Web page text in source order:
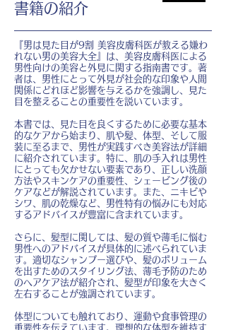
書籍の紹介
『男は見た目が9割 美容皮膚科医が教える嫌わ
れない男の美容大全』は、美容皮膚科医による
男性向けの美容と外見に関する指南書です。著
者は、男性にとって外見が社会的な印象や人間
関係にどれほど影響を与えるかを強調し、見た
目を整えることの重要性を説いています。
本書では、見た目を良くするために必要な基本
的なケアから始まり、肌や髪、体型、そして服
装に至るまで、男性が実践すべき美容法が詳細
に紹介されています。特に、肌の手入れは男性
にとっても欠かせない要素であり、正しい洗顔
方法やスキンケアの重要性、シェービング後の
ケアなどが解説されています。また、ニキビや
シワ、肌の乾燥など、男性特有の悩みにも対応
するアドバイスが豊富に含まれています。
さらに、髪型に関しては、髪の質や薄毛に悩む
男性へのアドバイスが具体的に述べられていま
す。適切なシャンプー選びや、髪のボリューム
を出すためのスタイリング法、薄毛予防のため
のヘアケア法が紹介され、髪型が印象を大きく
左右することが強調されています。
体型についても触れており、運動や食事管理の
重要性を伝えています。理想的な体型を維持す